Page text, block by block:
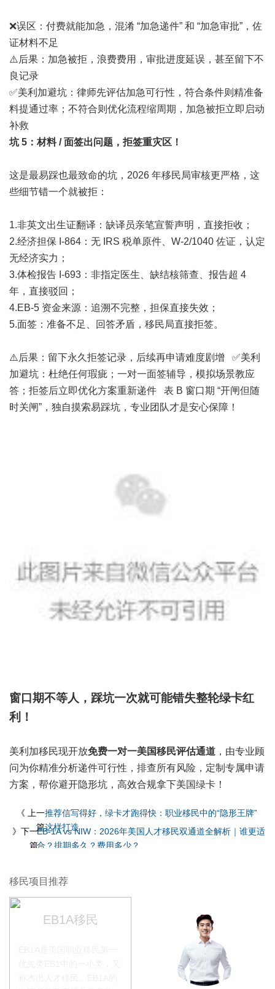
❌误区：付费就能加急，混淆 “加急递件” 和 “加急审批”，佐
证材料不足
⚠️后果：加急被拒，浪费费用，审批进度延误，甚至留下不
良记录
✅美利加避坑：律师先评估加急可行性，符合条件则精准备
料提通过率；不符合则优化流程缩周期，加急被拒立即启动
补救
坑 5：材料 / 面签出问题，拒签重灾区！
这是最易踩也最致命的坑，2026 年移民局审核更严格，这
些细节错一个就被拒：
1.非英文出生证翻译：缺译员亲笔宣誓声明，直接拒收；
2.经济担保 I-864：无 IRS 税单原件、W-2/1040 佐证，认定
无经济实力；
3.体检报告 I-693：非指定医生、缺结核筛查、报告超 4
年，直接驳回；
4.EB-5 资金来源：追溯不完整，担保直接失效；
5.面签：准备不足、回答矛盾，移民局直接拒签。
⚠️后果：留下永久拒签记录，后续再申请难度剧增 ✅美利
加避坑：杜绝任何瑕疵；一对一面签辅导，模拟场景教应
答；拒签后立即优化方案重新递件 表 B 窗口期 “开闸但随
时关闸”，独自摸索易踩坑，专业团队才是安心保障！
窗口期不等人，踩坑一次就可能错失整轮绿卡红
利！
美利加移民现开放免费一对一美国移民评估通道 ，由专业顾
问为你精准分析递件可行性，排查所有风险，定制专属申请
方案，帮你避开隐形坑，高效合规拿下美国绿卡！
《 上一
篇
推荐信写得好，绿卡才跑得快：职业移民中的“隐形王牌”
这样打造
》下一
篇
EB-1A vs NIW：2026年美国人才移民双通道全解析｜谁更适
合？排期多久？费用多少？
移民项目推荐
EB1A移民